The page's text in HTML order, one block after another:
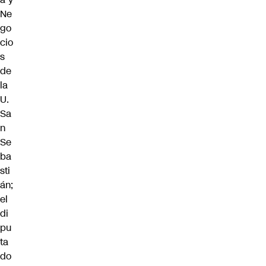
Ne
go
cio
s
de
la
U.
Sa
n
Se
ba
sti
án;
el
di
pu
ta
do